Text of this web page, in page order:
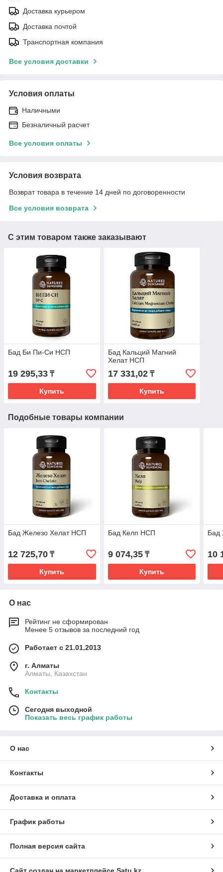
Доставка курьером
Доставка почтой
Транспортная компания
Все условия доставки
Условия оплаты
Наличными
Безналичный расчет
Все условия оплаты
Условия возврата
Возврат товара в течение 14 дней по договоренности
Все условия возврата
С этим товаром также заказывают
Бад Би Пи-Си НСП
19 295,33 ₸
Купить
Бад Кальций Магний
Хелат НСП
17 331,02₸
Купить
Подобные товары компании
Бад Железо Хелат НСП
12 725,70 ₸
Купить
Бад Келп НСП
9 074,35₸
Купить
Бад
10
О нас
Рейтинг не сформирован
Менее 5 отзывов за последний год
Работает с 21.01.2013
г. Алматы
Алматы, Казахстан
Контакты
Сегодня выходной
Показать весь график работы
О нас
Контакты
Доставка и оплата
График работы
Полная версия сайта